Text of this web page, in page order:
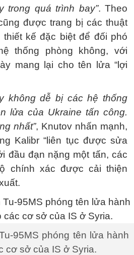
trong quá trình bay”. Theo
được trang bị các thuật
kế đặc biệt để đối phó
thống phòng không, với
mang lại cho tên lửa “lợi
không dễ bị các hệ thống
lửa của Ukraine tấn công.
nhất”, Knutov nhấn mạnh,
Kalibr “liên tục được sửa
đầu đạn nặng một tấn, các
chính xác được cải thiện
95MS phóng tên lửa hành
cơ sở của IS ở Syria.